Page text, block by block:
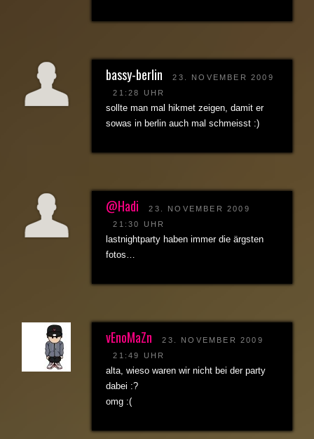
bassy-berlin
23. NOVEMBER 2009
21:28 UHR
sollte man mal hikmet zeigen, damit er
sowas in berlin auch mal schmeisst :)
@Hadi
23. NOVEMBER 2009
21:30 UHR
lastnightparty haben immer die ärgsten
fotos…
vEnoMaZn
23. NOVEMBER 2009
21:49 UHR
alta, wieso waren wir nicht bei der party
dabei :?
omg :(